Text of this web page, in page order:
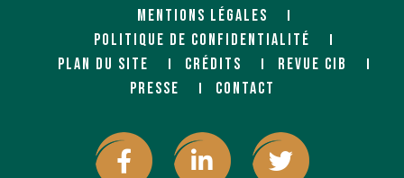
MENTIONS LÉGALES
POLITIQUE DE CONFIDENTIALITÉ
PLAN DU SITE
CRÉDITS
REVUE CIB
PRESSE
CONTACT